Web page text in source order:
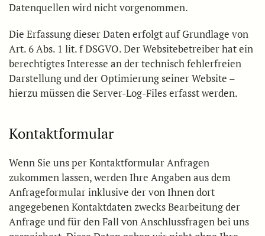
Datenquellen wird nicht vorgenommen.
Die Erfassung dieser Daten erfolgt auf Grundlage von
Art. 6 Abs. 1 lit. f DSGVO. Der Websitebetreiber hat ein
berechtigtes Interesse an der technisch fehlerfreien
Darstellung und der Optimierung seiner Website –
hierzu müssen die Server-Log-Files erfasst werden.
Kontaktformular
Wenn Sie uns per Kontaktformular Anfragen
zukommen lassen, werden Ihre Angaben aus dem
Anfrageformular inklusive der von Ihnen dort
angegebenen Kontaktdaten zwecks Bearbeitung der
Anfrage und für den Fall von Anschlussfragen bei uns